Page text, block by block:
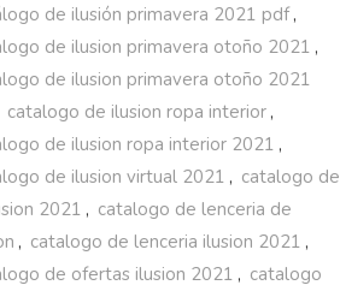
de ilusión primavera 2021 pdf,
de ilusion primavera otoño 2021 ,
de ilusion primavera otoño 2021
catalogo de ilusion ropa interior ,
de ilusion ropa interior 2021 ,
de ilusion virtual 2021 , catalogo de
2021 , catalogo de lenceria de
, catalogo de lenceria ilusion 2021 ,
de ofertas ilusion 2021 , catalogo